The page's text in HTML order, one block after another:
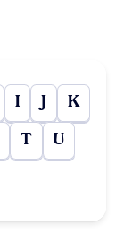
I J K
T U